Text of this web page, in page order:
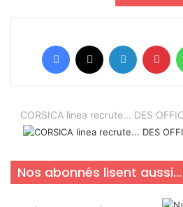
Facebook Linkedin
CORSICA linea recrute... DES
Nos abonnés lisent aussi...